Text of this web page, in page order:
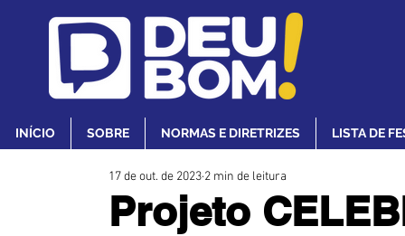
INÍCIO SOBRE NORMAS E DIRETRIZES LISTA DE
Projeto
17 de out. de 2023 2 min de leitura